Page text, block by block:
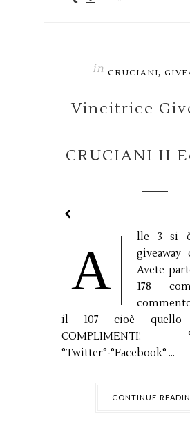
in CRUCIANI,
Vincitrice
CRUCIANI II
A
lle 3 si
giveaway
Avete
178
il 107 cioè quello
COMPLIMENTI!
°Twitter°-°Facebook° ...
CONTINUE